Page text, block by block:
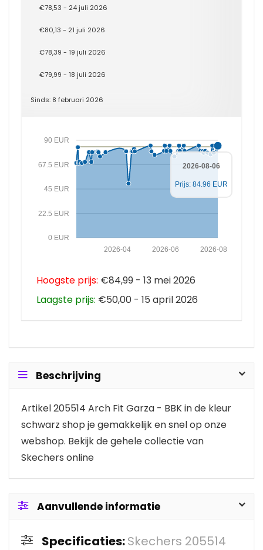
€78,53 - 24 juli 2026
€80,13 - 21 juli 2026
€78,39 - 19 juli 2026
€79,99 - 18 juli 2026
Sinds: 8 februari 2026
0 EUR
22.5 EUR
45 EUR
67.5 EUR
90 EUR
2026-08
2026-06
2026-04
2026-08-06
Prijs: 84.96 EUR
Hoogste prijs: €84,99 - 13 mei 2026
Laagste prijs: €50,00 - 15 april 2026
Beschrijving
Artikel 205514 Arch Fit Garza - BBK in de kleur
schwarz shop je gemakkelijk en snel op onze
webshop. Bekijk de gehele collectie van
Skechers online
Aanvullende informatie
Specificaties:Skechers 205514